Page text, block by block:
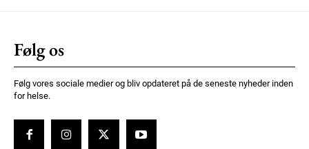
Følg os
Følg vores sociale medier og bliv opdateret på de seneste nyheder inden
for helse.